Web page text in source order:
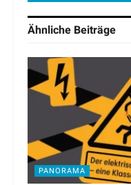
Ähnliche Beiträge
PANORAMA